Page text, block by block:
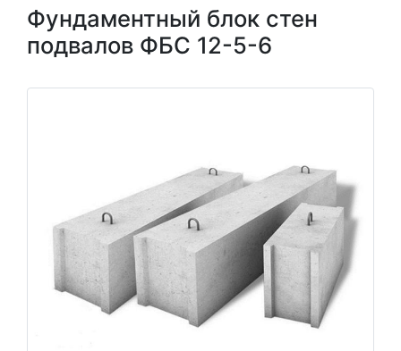
Фундаментный блок стен
подвалов ФБС 12-5-6